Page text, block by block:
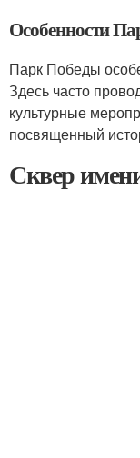
Особенности
Парк Победы
Здесь часто
культурные
посвященный
Сквер